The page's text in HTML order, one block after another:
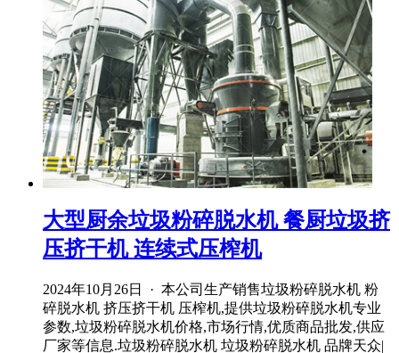
大型厨余垃圾粉碎脱水机 餐厨垃圾挤
压挤干机 连续式压榨机
2024年10月26日 · 本公司生产销售垃圾粉碎脱水机 粉
碎脱水机 挤压挤干机 压榨机,提供垃圾粉碎脱水机专业
参数,垃圾粉碎脱水机价格,市场行情,优质商品批发,供应
厂家等信息.垃圾粉碎脱水机 垃圾粉碎脱水机 品牌天众|